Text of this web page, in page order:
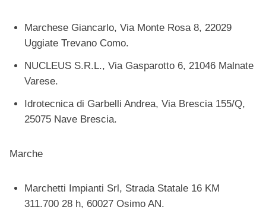
Marchese Giancarlo, Via Monte Rosa 8, 22029
Uggiate Trevano Como.
NUCLEUS S.R.L., Via Gasparotto 6, 21046 Malnate
Varese.
Idrotecnica di Garbelli Andrea, Via Brescia 155/Q,
25075 Nave Brescia.
Marche
Marchetti Impianti Srl, Strada Statale 16 KM
311.700 28 h, 60027 Osimo AN.